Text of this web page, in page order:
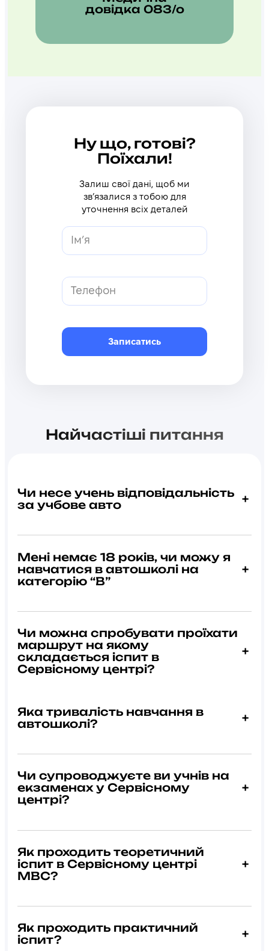
довідка 083/о
Ну що, готові?
Поїхали!
Залиш свої дані, щоб ми
звʼязалися з тобою для
уточнення всіх деталей
Найчастіші питання
Чи несе учень відповідальність
за учбове авто
+
Мені немає 18 років, чи можу я
навчатися в автошколі на
категорію “В”
+
Чи можна спробувати проїхати
маршрут на якому
складається іспит в
Сервісному центрі?
+
Яка тривалість навчання в
автошколі?
+
Чи супроводжуєте ви учнів на
екзаменах у Сервісному
центрі?
+
Як проходить теоретичний
іспит в Сервісному центрі
МВС?
+
Як проходить практичний
іспит?
+